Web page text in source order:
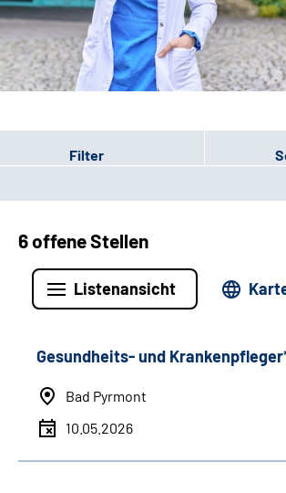
Leichte Sprache
Gebärdensprache
Filter
6 offene Stellen
Listenansicht
Gesundheits- und
Bad Pyrmont
10.05.2026